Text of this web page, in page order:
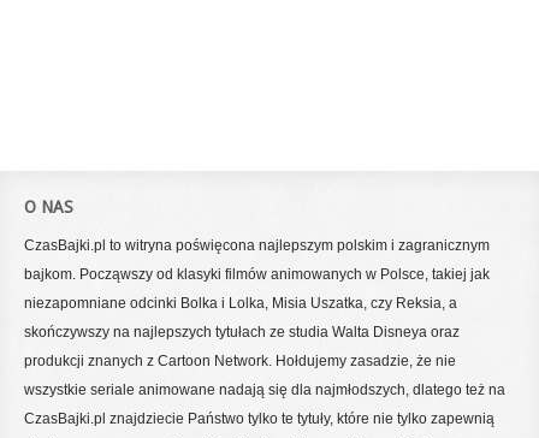
O NAS
CzasBajki.pl to witryna poświęcona najlepszym polskim i zagranicznym
bajkom. Począwszy od klasyki filmów animowanych w Polsce, takiej jak
niezapomniane odcinki Bolka i Lolka, Misia Uszatka, czy Reksia, a
skończywszy na najlepszych tytułach ze studia Walta Disneya oraz
produkcji znanych z Cartoon Network. Hołdujemy zasadzie, że nie
wszystkie seriale animowane nadają się dla najmłodszych, dlatego też na
CzasBajki.pl znajdziecie Państwo tylko te tytuły, które nie tylko zapewnią